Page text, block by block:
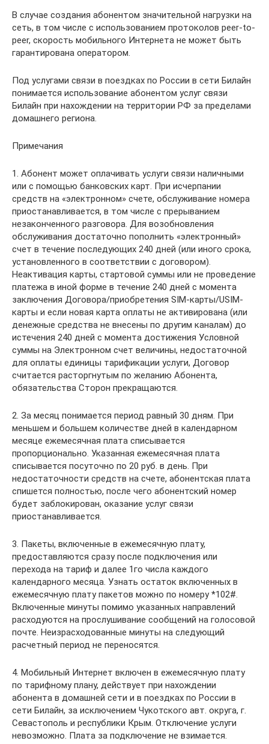
В случае создания абонентом значительной нагрузки на
сеть, в том числе с использованием протоколов peer-to-
peer, скорость мобильного Интернета не может быть
гарантирована оператором.
Под услугами связи в поездках по России в сети Билайн
понимается использование абонентом услуг связи
Билайн при нахождении на территории РФ за пределами
домашнего региона.
Примечания
1. Абонент может оплачивать услуги связи наличными
или с помощью банковских карт. При исчерпании
средств на «электронном» счете, обслуживание номера
приостанавливается, в том числе с прерыванием
незаконченного разговора. Для возобновления
обслуживания достаточно пополнить «электронный»
счет в течение последующих 240 дней (или иного срока,
установленного в соответствии с договором).
Неактивация карты, стартовой суммы или не проведение
платежа в иной форме в течение 240 дней с момента
заключения Договора/приобретения SIM-карты/USIM-
карты и если новая карта оплаты не активирована (или
денежные средства не внесены по другим каналам) до
истечения 240 дней с момента достижения Условной
суммы на Электронном счет величины, недостаточной
для оплаты единицы тарификации услуги, Договор
считается расторгнутым по желанию Абонента,
обязательства Сторон прекращаются.
2. За месяц понимается период равный 30 дням. При
меньшем и большем количестве дней в календарном
месяце ежемесячная плата списывается
пропорционально. Указанная ежемесячная плата
списывается посуточно по 20 руб. в день. При
недостаточности средств на счете, абонентская плата
спишется полностью, после чего абонентский номер
будет заблокирован, оказание услуг связи
приостанавливается.
3. Пакеты, включенные в ежемесячную плату,
предоставляются сразу после подключения или
перехода на тариф и далее 1го числа каждого
календарного месяца. Узнать остаток включенных в
ежемесячную плату пакетов можно по номеру *102#.
Включенные минуты помимо указанных направлений
расходуются на прослушивание сообщений на голосовой
почте. Неизрасходованные минуты на следующий
расчетный период не переносятся.
4. Мобильный Интернет включен в ежемесячную плату
по тарифному плану, действует при нахождении
абонента в домашней сети и в поездках по России в
сети Билайн, за исключением Чукотского авт. округа, г.
Севастополь и республики Крым. Отключение услуги
невозможно. Плата за подключение не взимается.